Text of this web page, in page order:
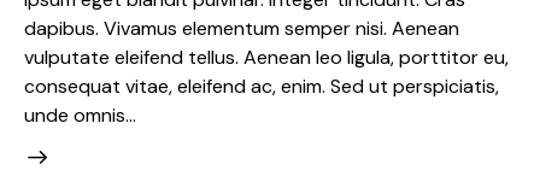
dapibus. Vivamus elementum semper nisi. Aenean
vulputate eleifend tellus. Aenean leo ligula, porttitor eu,
consequat vitae, eleifend ac, enim. Sed ut perspiciatis,
unde omnis…